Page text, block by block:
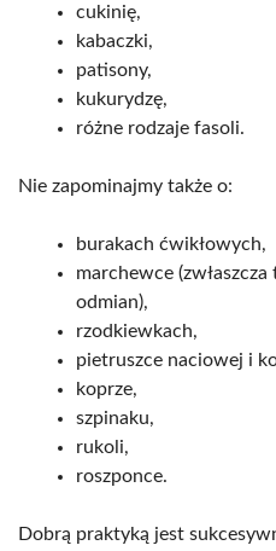
cukinię,
kabaczki,
patisony,
kukurydzę,
różne rodzaje fasoli.
Nie zapominajmy także o:
burakach ćwikłowych,
marchewce
odmian),
rzodkiewkach,
pietruszce naciowej i
koprze,
szpinaku,
rukoli,
roszponce.
Dobrą praktyką jest